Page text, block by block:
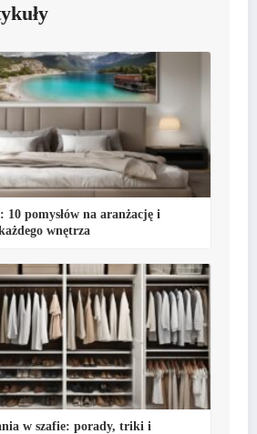
10 pomysłów na aranżację i
wnętrza
w szafie: porady, triki i